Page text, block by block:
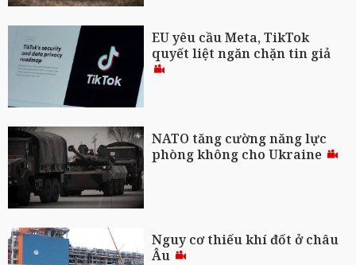
EU yêu cầu Meta, TikTok
quyết liệt ngăn chặn tin giả
NATO tăng cường năng lực
phòng không cho Ukraine
Nguy cơ thiếu khí đốt ở châu
Âu